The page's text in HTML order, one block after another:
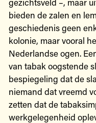
bieden de zalen en
geschiedenis geen
kolonie, maar vooral
Nederlandse ogen.
van tabak oogstende
bespiegeling dat de
niemand dat vreemd
zetten dat de
werkgelegenheid